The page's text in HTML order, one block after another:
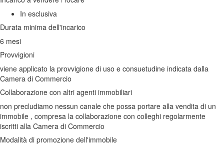
In esclusiva
Durata minima dell'incarico
6 mesi
Provvigioni
viene applicato la provvigione di uso e consuetudine indicata dalla
Camera di Commercio
Collaborazione con altri agenti immobiliari
non precludiamo nessun canale che possa portare alla vendita di un
immobile , compresa la collaborazione con colleghi regolarmente
iscritti alla Camera di Commercio
Modalità di promozione dell'immobile